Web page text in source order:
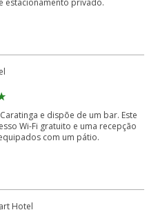
estacionamento privado.
e dispõe de um bar. Este
Wi-Fi gratuito e uma recepção
com um pátio.